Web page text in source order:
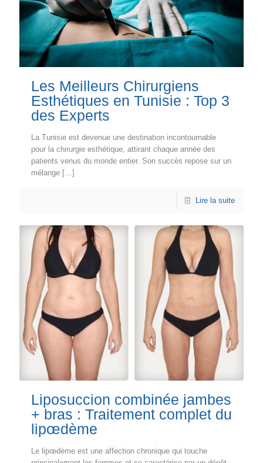
Les Meilleurs Chirurgiens
Esthétiques en Tunisie : Top 3
des Experts
La Tunisie est devenue une destination incontournable
pour la chirurgie esthétique, attirant chaque année des
patients venus du monde entier. Son succès repose sur un
mélange […]
Lire la suite
Liposuccion combinée jambes
+ bras : Traitement complet du
lipœdème
Le lipœdème est une affection chronique qui touche